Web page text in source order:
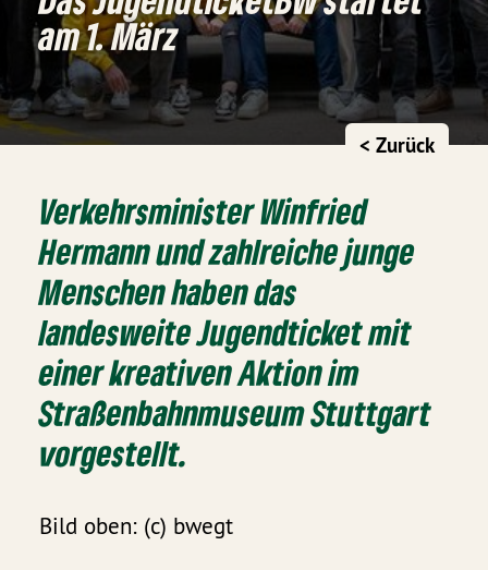
am 1. März
< Zurück
Verkehrsminister Winfried
Hermann und zahlreiche junge
Menschen haben das
landesweite Jugendticketmit
einer kreativen Aktion im
Straßenbahnmuseum Stuttgart
vorgestellt.
Bild oben: (c) bwegt